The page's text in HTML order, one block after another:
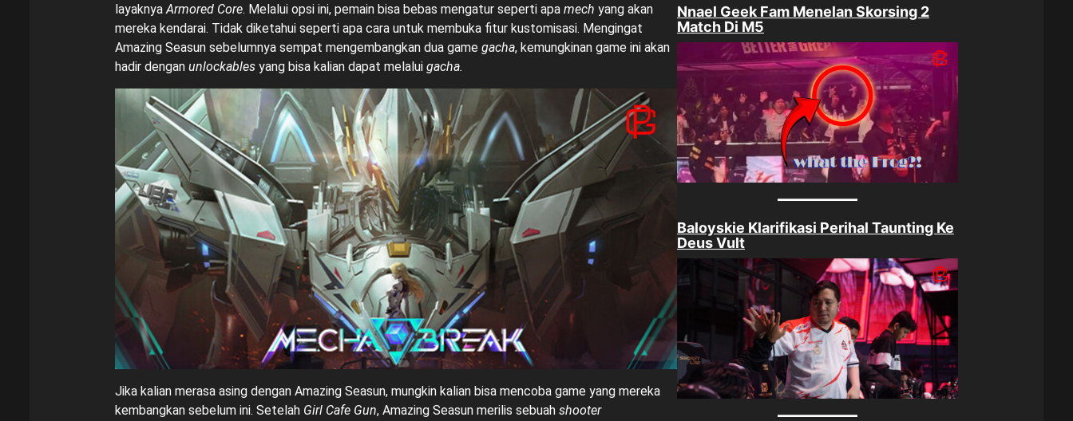
layaknyaArmored Core. Melalui opsi ini, pemain bisa bebas mengatur seperti apa mech yang akan
mereka kendarai. Tidak diketahui seperti apa cara untuk membuka fitur kustomisasi. Mengingat
Amazing Seasun sebelumnya sempat mengembangkan dua game gacha, kemungkinan game ini akan
hadir dengan unlockablesyang bisa kalian dapat melalui gacha.
Jika kalian merasa asing dengan Amazing Seasun, mungkin kalian bisa mencoba game yang mereka
kembangkan sebelum ini. Setelah Girl Cafe Gun, Amazing Seasun merilis sebuah shooter
Nnael Geek Fam Menelan Skorsing 2
Match Di M5
Baloyskie Klarifikasi Perihal Taunting Ke
Deus Vult